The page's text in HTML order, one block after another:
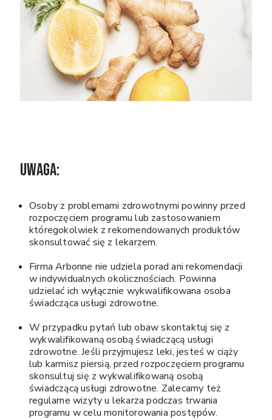
UWAGA:
Osoby z problemami zdrowotnymi powinny przed
rozpoczęciem programu lub zastosowaniem
któregokolwiek z rekomendowanych produktów
skonsultować się z lekarzem.
Firma Arbonne nie udziela porad ani rekomendacji
w indywidualnych okolicznościach. Powinna
udzielać ich wyłącznie wykwalifikowana osoba
świadcząca usługi zdrowotne.
W przypadku pytań lub obaw skontaktuj się z
wykwalifikowaną osobą świadczącą usługi
zdrowotne. Jeśli przyjmujesz leki, jesteś w ciąży
lub karmisz piersią, przed rozpoczęciem programu
skonsultuj się z wykwalifikowaną osobą
świadczącą usługi zdrowotne. Zalecamy też
regularne wizyty u lekarza podczas trwania
programu w celu monitorowania postępów.